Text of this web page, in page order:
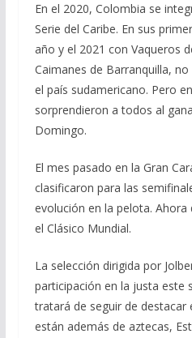
En el 2020, Colombia se
Serie del Caribe. En sus
año y el 2021 con Vaqueros
Caimanes de Barranquilla,
el país sudamericano. Pero
sorprendieron a todos al
Domingo.
El mes pasado en la Gran
clasificaron para las
evolución en la pelota.
el Clásico Mundial.
La selección dirigida por
participación en la justa este
tratará de seguir de destacar
están además de aztecas,